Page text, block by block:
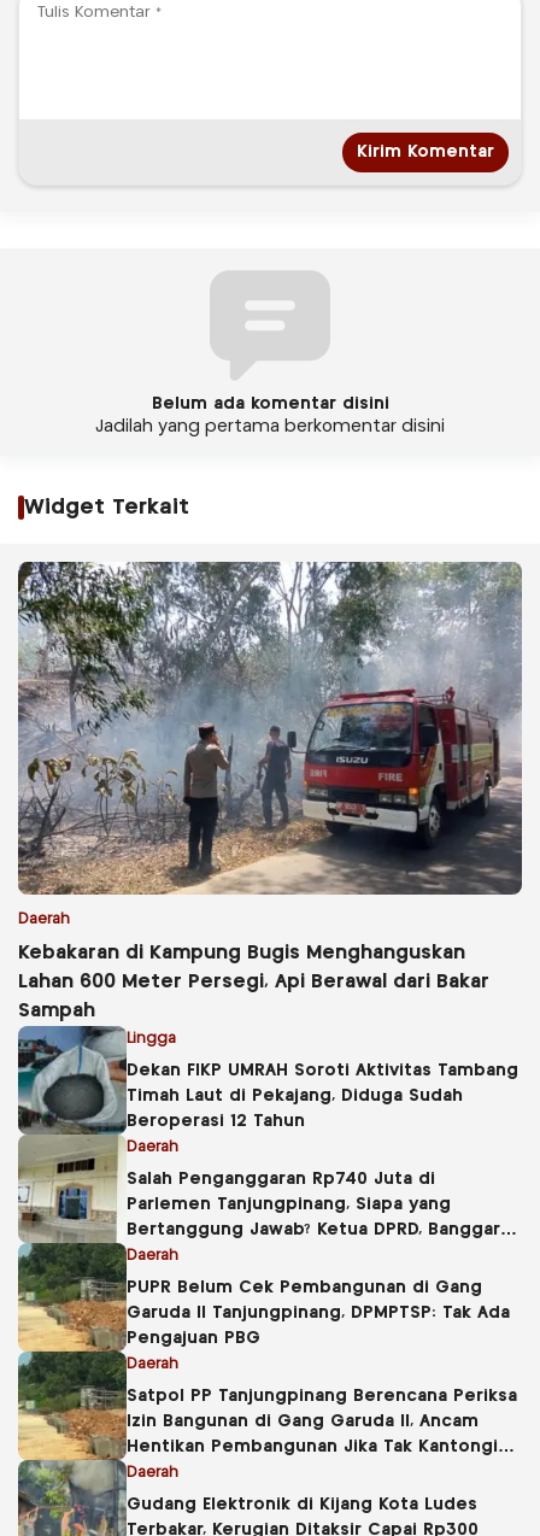
Belum ada komentar disini
Jadilah yang pertama berkomentar disini
Widget Terkait
Daerah
Kebakaran di Kampung Bugis Menghanguskan
Lahan 600 Meter Persegi, Api Berawal dari Bakar
Sampah
Lingga
Dekan FIKP UMRAH Soroti Aktivitas Tambang
Timah Laut di Pekajang, Diduga Sudah
Beroperasi 12 Tahun
Daerah
Salah Penganggaran Rp740 Juta di
Parlemen Tanjungpinang, Siapa yang
Bertanggung Jawab? Ketua DPRD, Banggar
atau Sekretaris DPRD?
Daerah
PUPR Belum Cek Pembangunan di Gang
Garuda II Tanjungpinang, DPMPTSP: Tak Ada
Pengajuan PBG
Daerah
Satpol PP Tanjungpinang Berencana Periksa
Izin Bangunan di Gang Garuda II, Ancam
Hentikan Pembangunan Jika Tak Kantongi
PBG
Daerah
Gudang Elektronik di Kijang Kota Ludes
Terbakar, Kerugian Ditaksir Capai Rp300